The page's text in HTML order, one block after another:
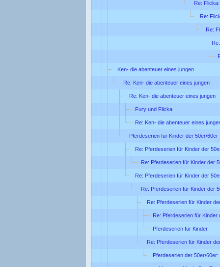
Re:
Re:
Re:
Ken- die abenteuer eines jungen
Re: Ken- die abenteuer eines jungen
Re: Ken- die abenteuer eines jungen
Fury und Flicka
Re: Ken- die abenteuer eines
Pferdeserien für Kinder der 50er/
Re: Pferdeserien für Kinder der
Re: Pferdeserien für Kinder der
Re: Pferdeserien für Kinder der
Re: Pferdeserien für Kinder der
Re: Pferdeserien für Kinder
Re: Pferdeserien für
Pferdeserien für Kinder
Re: Pferdeserien für Kinder
Pferdeserien der 50er/60er: